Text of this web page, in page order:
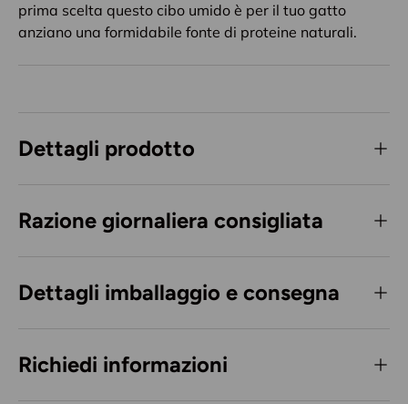
prima scelta questo cibo umido è per il tuo gatto
anziano una formidabile fonte di proteine naturali.
Dettagli prodotto
Razione giornaliera consigliata
Dettagli imballaggio e consegna
Richiedi informazioni